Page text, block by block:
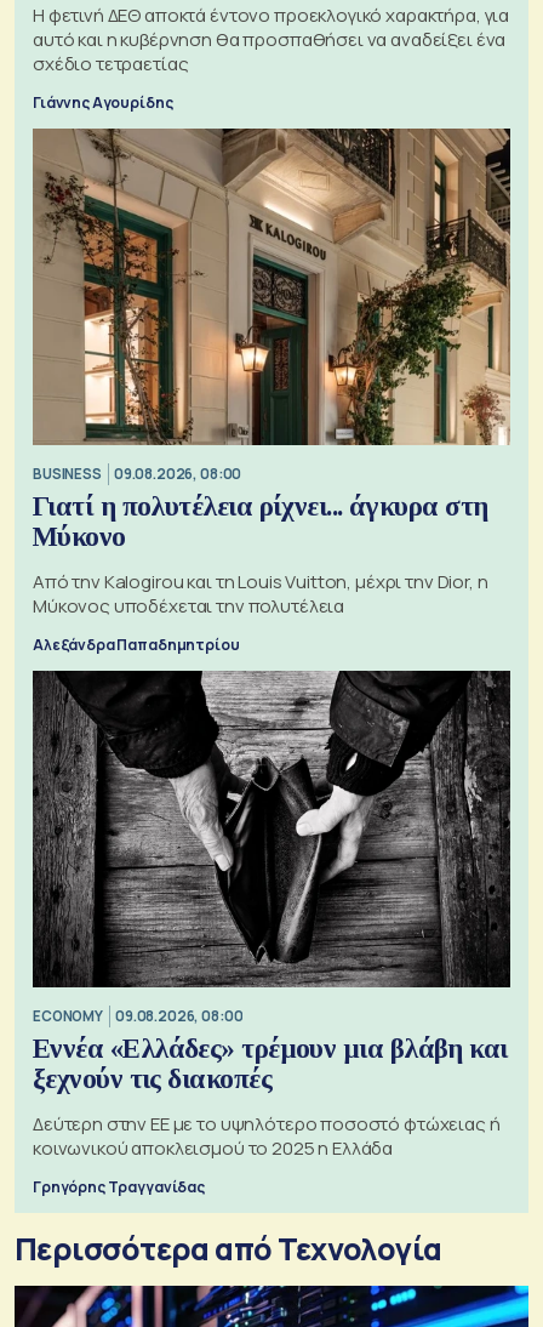
Η φετινή ΔΕΘ αποκτά έντονο προεκλογικό χαρακτήρα, για
αυτό και η κυβέρνηση θα προσπαθήσει να αναδείξει ένα
σχέδιο τετραετίας
Γιάννης Αγουρίδης
BUSINESS 09.08.2026, 08:00
Γιατί η πολυτέλεια ρίχνει... άγκυρα στη
Μύκονο
Από την Kalogirou και τη Louis Vuitton, μέχρι την Dior, η
Μύκονος υποδέχεται την πολυτέλεια
Αλεξάνδρα Παπαδημητρίου
ECONOMY 09.08.2026, 08:00
Εννέα «Ελλάδες» τρέμουν μια βλάβη και
ξεχνούν τις διακοπές
Δεύτερη στην ΕΕ με το υψηλότερο ποσοστό φτώχειας ή
κοινωνικού αποκλεισμού το 2025 η Ελλάδα
Γρηγόρης Τραγγανίδας
Περισσότερα από Τεχνολογία